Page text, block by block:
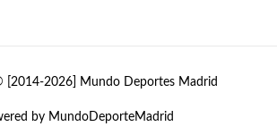
[2014-2026] Mundo Deportes Madrid
by MundoDeporteMadrid